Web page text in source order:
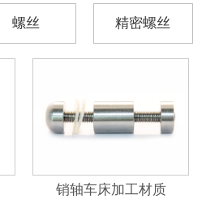
螺丝 精密螺丝
销轴车床加工材质